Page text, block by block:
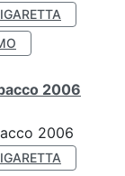
2006
2006